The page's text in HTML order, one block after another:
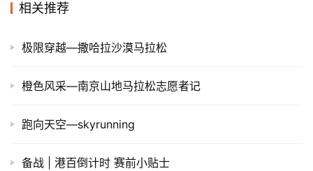
相关推荐
极限穿越—撒哈拉沙漠马拉松
橙色风采—南京山地马拉松志愿者记
跑向天空—skyrunning
备战 | 港百倒计时 赛前小贴士